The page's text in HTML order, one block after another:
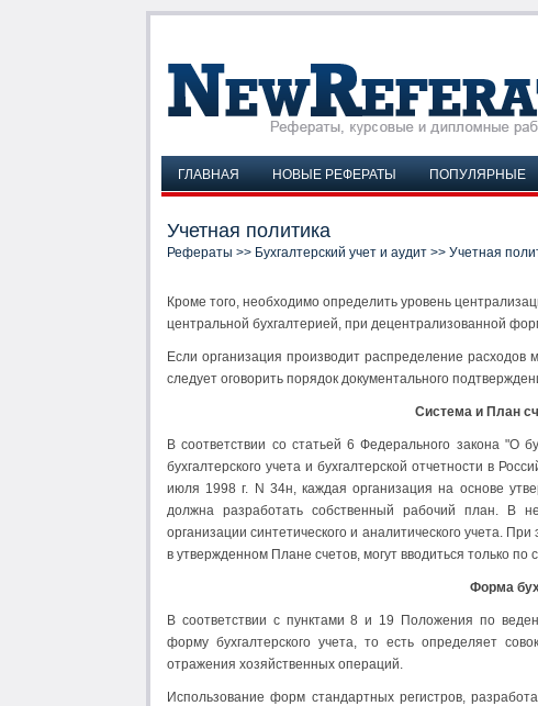
ГЛАВНАЯ НОВЫЕ РЕФЕРАТЫ ПОПУЛЯРНЫЕ
Учетная политика
Рефераты >> Бухгалтерский учет и аудит >> Учетная
Кроме того, необходимо определить уровень
центральной бухгалтерией, при децентрализованной
Если организация производит распределение
следует оговорить порядок документального
Система и План
В соответствии со статьей 6 Федерального закона "О
бухгалтерского учета и бухгалтерской отчетности в
июля 1998 г. N 34н, каждая организация на основе
должна разработать собственный рабочий план. В
организации синтетического и аналитического учета.
в утвержденном Плане счетов, могут вводиться только
Форма
В соответствии с пунктами 8 и 19 Положения по
форму бухгалтерского учета, то есть определяет
отражения хозяйственных операций.
Использование форм стандартных регистров,